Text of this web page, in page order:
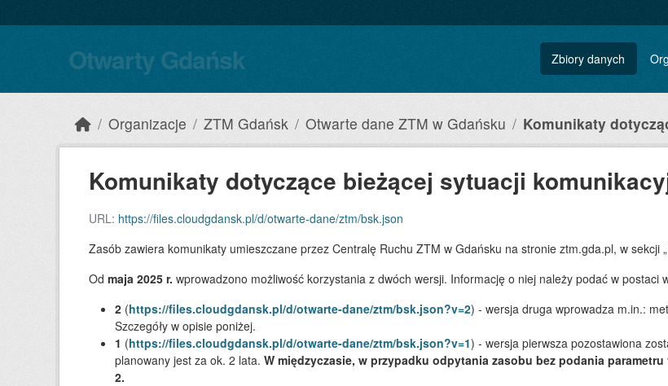
Otwarty Gdańsk Zbiory danych
Organizacje ZTM Gdańsk Otwarte dane ZTM w Gdańsku Komunikaty
Komunikaty dotyczące bieżącej sytuacji
URL: https://files.cloudgdansk.pl/d/otwarte-dane/ztm/bsk.json
Zasób zawiera komunikaty umieszczane przez Centralę Ruchu ZTM w Gdańsku na stronie ztm.gda.pl, w sekcji
Od maja 2025 r. wprowadzono możliwość korzystania z dwóch wersji. Informację o niej należy podać w postaci
2 (https://files.cloudgdansk.pl/d/otwarte-dane/ztm/bsk.json?v=2) - wersja druga wprowadza m.in.:
Szczegóły w opisie poniżej.
1 (https://files.cloudgdansk.pl/d/otwarte-dane/ztm/bsk.json?v=1) - wersja pierwsza pozostawiona
planowany jest za ok. 2 lata. W międzyczasie, w przypadku odpytania zasobu bez podania
2.